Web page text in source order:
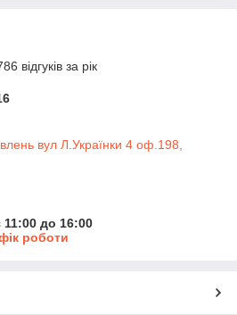
відгуків за рік
вул Л.Українки 4 оф.198,
до 16:00
роботи